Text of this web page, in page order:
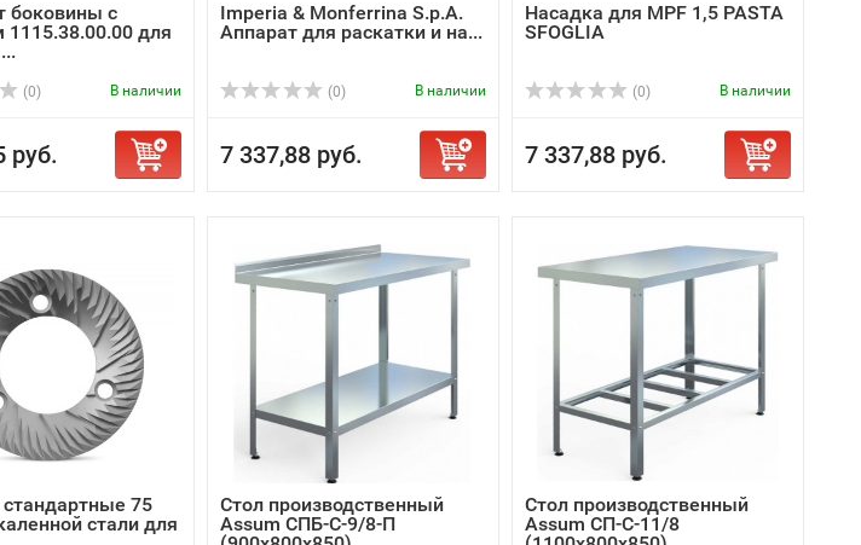
боковины с
1115.38.00.00 для
(0) В наличии
руб.
Imperia & Monferrina S.p.A.
Аппарат для раскатки и на...
(0) В наличии
7 337,88 руб.
Насадка для MPF 1,5 PASTA
SFOGLIA
(0) В наличии
7 337,88 руб.
75
стали для
Стол производственный
Assum СПБ-С-9/8-П
Стол производственный
Assum СП-С-11/8